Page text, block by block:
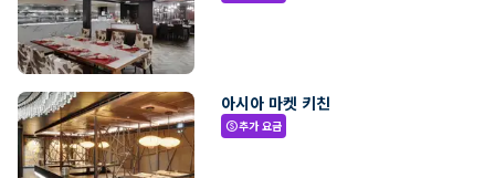
아시아 마켓 키친
paid추가 요금